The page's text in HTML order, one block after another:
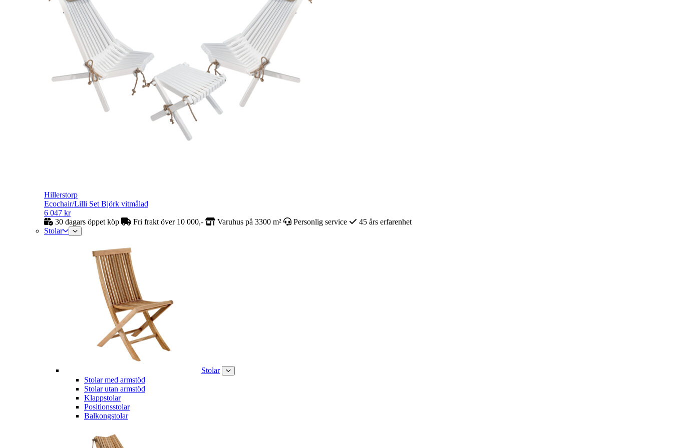
Hillerstorp
Ecochair/Lilli Set Björk vitmålad
6 047 kr
30 dagars öppet köp
Fri frakt över 10 000,- Varuhus på 3300 m² Personlig service
45 års erfarenhet
Stolar
Stolar
Stolar med armstöd
Stolar utan armstöd
Klappstolar
Positionsstolar
Balkongstolar